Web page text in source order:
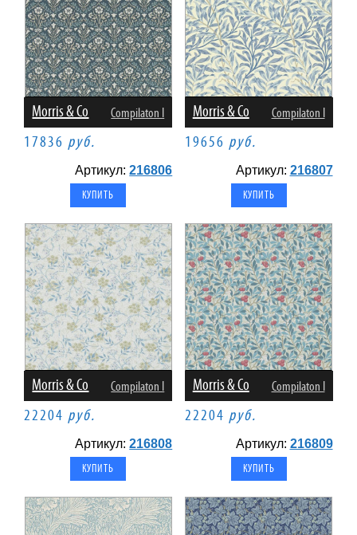
Morris & Co Compilaton I
17836 руб.
Артикул:216806
Morris & Co Compilaton I
19656 руб.
Артикул: 216807
Morris & Co Compilaton I
22204 руб.
Артикул:216808
Morris & Co Compilaton I
22204 руб.
Артикул: 216809